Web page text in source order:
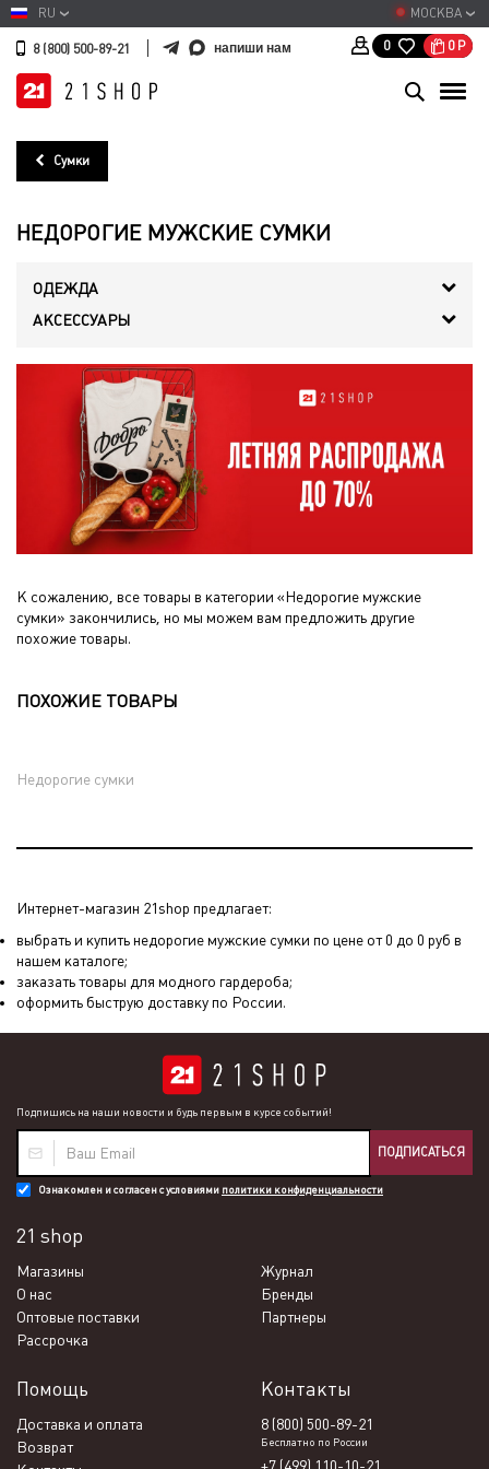
МОСКВА
RU
8 (800) 500-89-21 напиши нам 0 0 Р
Сумки
НЕДОРОГИЕ МУЖСКИЕ СУМКИ
ОДЕЖДА
АКСЕССУАРЫ
К сожалению, все товары в категории «Недорогие мужские
сумки» закончились, но мы можем вам предложить другие
похожие товары.
ПОХОЖИЕ ТОВАРЫ
Недорогие сумки
Интернет-магазин 21shop предлагает:
выбрать и купить недорогие мужские сумки по цене от 0 до 0 руб в
нашем каталоге;
заказать товары для модного гардероба;
оформить быструю доставку по России.
Подпишись на наши новости и будь первым в курсе событий!
ПОДПИСАТЬСЯ
Ознакомлен и согласен с условиями политики конфиденциальности
21 shop
Магазины
Журнал
О нас
Бренды
Оптовые поставки
Партнеры
Рассрочка
Помощь
Доставка и оплата
Возврат
Контакты
8 (800) 500-89-21
Бесплатно по России